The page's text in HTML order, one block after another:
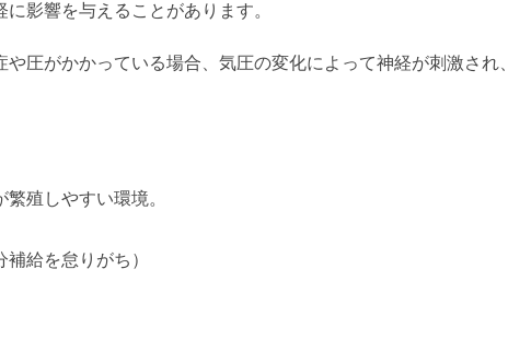
影響を与えることがあります。
圧がかかっている場合、気圧の変化によって神経が刺激され
殖しやすい環境。
給を怠りがち）